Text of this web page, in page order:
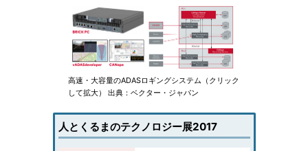
高速・大容量のADASロギングシステム（クリック
して拡大） 出典：ベクター・ジャパン
人とくるまのテクノロジー展2017